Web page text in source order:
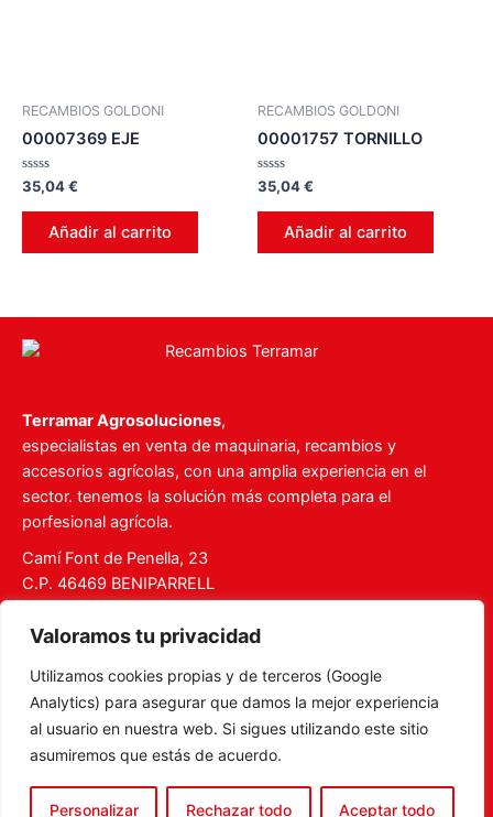
Valoramos tu privacidad
Utilizamos cookies propias y de terceros (Google
Analytics) para asegurar que damos la mejor experiencia
al usuario en nuestra web. Si sigues utilizando este sitio
asumiremos que estás de acuerdo.
Personalizar Rechazar todo Aceptar todo
RECAMBIOS GOLDONI
00007369 EJE
Valorado
0
35,04€
Añadir al carrito
RECAMBIOS GOLDONI
00001757 TORNILLO
Valorado
0
35,04€
Añadir al carrito
Terramar Agrosoluciones,
especialistas en venta de maquinaria, recambios y
accesorios agrícolas, con una amplia experiencia en el
sector. tenemos la solución más completa para el
porfesional agrícola.
Camí Font de Penella, 23
C.P. 46469 BENIPARRELL
ventas@recambiosterramar.com
Mi Cuenta
Carrito
Aviso legal
Política de privacidad
Política de Cookies